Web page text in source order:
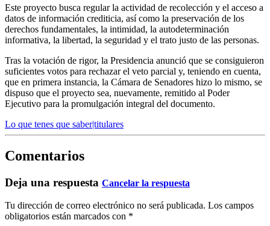
Este proyecto busca regular la actividad de recolección y el acceso a
datos de información crediticia, así como la preservación de los
derechos fundamentales, la intimidad, la autodeterminación
informativa, la libertad, la seguridad y el trato justo de las personas.
Tras la votación de rigor, la Presidencia anunció que se consiguieron
suficientes votos para rechazar el veto parcial y, teniendo en cuenta,
que en primera instancia, la Cámara de Senadores hizo lo mismo, se
dispuso que el proyecto sea, nuevamente, remitido al Poder
Ejecutivo para la promulgación integral del documento.
Lo que tenes que saber|titulares
Comentarios
Deja una respuesta Cancelar la respuesta
Tu dirección de correo electrónico no será publicada. Los campos
obligatorios están marcados con *